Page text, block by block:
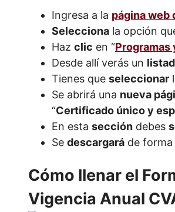
Ingresa a la página web
Selecciona la opción
Haz clic en “Programas
Desde allí verás un
Tienes que seleccionar
Se abrirá una nueva
“Certificado único y
En esta sección debes
Se descargará de forma
Cómo llenar el
Vigencia Anual